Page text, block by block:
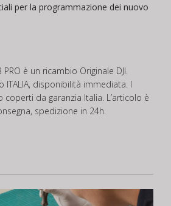
per la programmazione dei nuovo
è un ricambio Originale DJI.
ITALIA, disponibilità immediata. I
coperti da garanzia Italia. L’articolo è
spedizione in 24h.